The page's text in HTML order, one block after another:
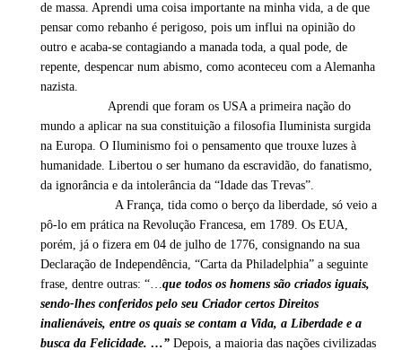
de massa. Aprendi uma coisa importante na minha vida, a de que
pensar como rebanho é perigoso, pois um influi na opinião do
outro e acaba-se contagiando a manada toda, a qual pode, de
repente, despencar num abismo, como aconteceu com a Alemanha
nazista.
Aprendi que foram os USA a primeira nação do
mundo a aplicar na sua constituição a filosofia Iluminista surgida
na Europa. O Iluminismo foi o pensamento que trouxe luzes à
humanidade. Libertou o ser humano da escravidão, do fanatismo,
da ignorância e da intolerância da “Idade das Trevas”.
A França, tida como o berço da liberdade, só veio a
pô-lo em prática na Revolução Francesa, em 1789. Os EUA,
porém, já o fizera em 04 de julho de 1776, consignando na sua
Declaração de Independência, “Carta da Philadelphia” a seguinte
frase, dentre outras: “…que todos os homens são criados iguais,
sendo-lhes conferidos pelo seu Criador certos Direitos
inalienáveis, entre os quais se contam a Vida, a Liberdade e a
busca da Felicidade. …” Depois, a maioria das nações civilizadas